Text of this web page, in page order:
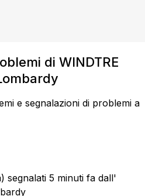
di WINDTRE
e segnalazioni di problemi a
segnalati 5 minuti fa dall'